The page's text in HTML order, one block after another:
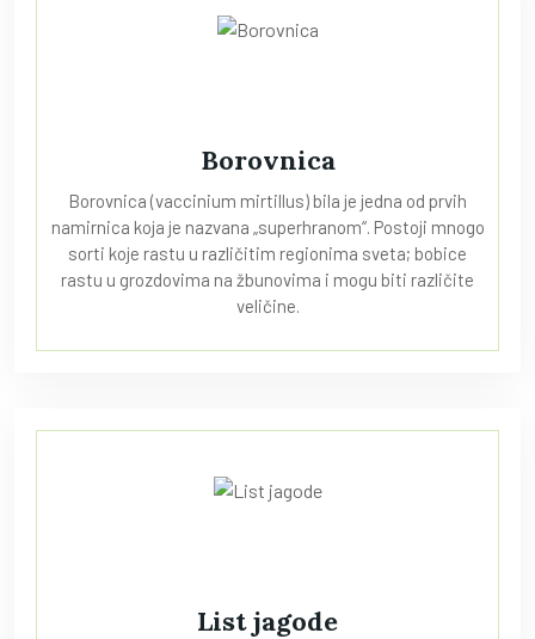
Borovnica
Borovnica (vaccinium mirtillus) bila je jedna od prvih
namirnica koja je nazvana „superhranom“. Postoji mnogo
sorti koje rastu u različitim regionima sveta; bobice
rastu u grozdovima na žbunovima i mogu biti različite
veličine.
List jagode